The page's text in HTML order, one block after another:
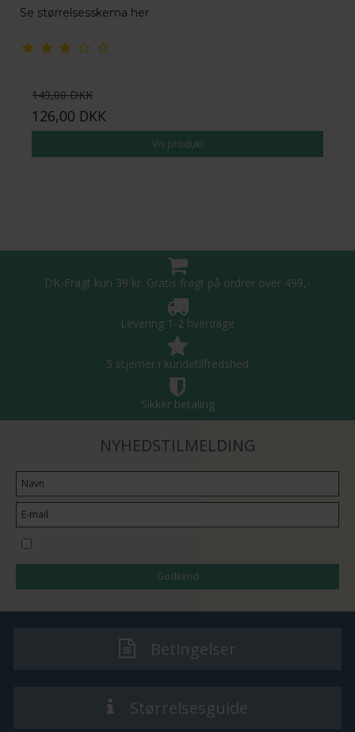
Se størrelsesskema her
149,00 DKK
126,00 DKK
Vis produkt
DK-Fragt kun 39 kr. Gratis fragt på ordrer over 499,-
Levering 1-2 hverdage
5 stjerner i kundetilfredshed
Sikker betaling
NYHEDSTILMELDING
Godkend
Betingelser
Størrelsesguide